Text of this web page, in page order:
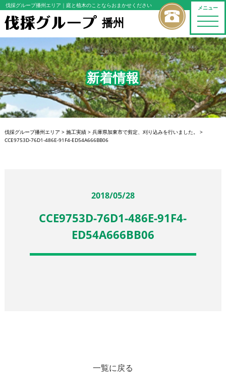
メニュー
toggle
伐採グループ播州エリア ｜庭と植木のことならおまかせください
播州
新着情報
伐採グループ播州エリア > 施工実績> 兵庫県加東市で剪定、刈り込みを行いました。
>
CCE9753D-76D1-486E-91F4-ED54A666BB06
2018/05/28
CCE9753D-76D1-486E-91F4-
ED54A666BB06
一覧に戻る